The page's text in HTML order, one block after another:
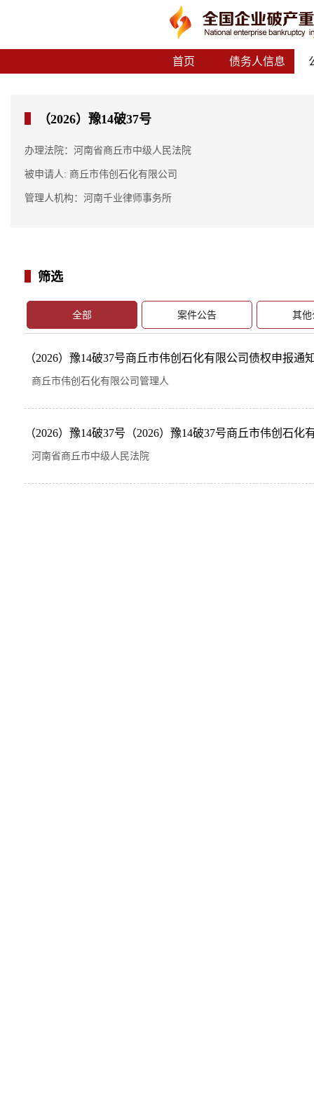
首页 债务人信息
（2026）豫14破37号
办理法院：河南省商丘市中级人民法院
被申请人: 商丘市伟创石化有限公司
管理人机构：河南千业律师事务所
筛选
全部 案件公告 其他
（2026）豫14破37号商丘市伟创石化有限公司债权申报通
商丘市伟创石化有限公司管理人
（2026）豫14破37号（2026）豫14破37号商丘市伟创石化
河南省商丘市中级人民法院